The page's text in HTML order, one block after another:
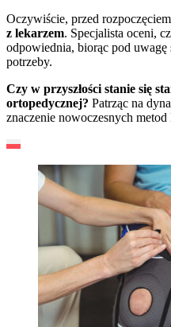
Oczywiście, przed
z lekarzem. Specjalista oceni,
odpowiednia, biorąc pod uwagę
potrzeby.
Czy w przyszłości stanie się
ortopedycznej? Patrząc na
znaczenie nowoczesnych